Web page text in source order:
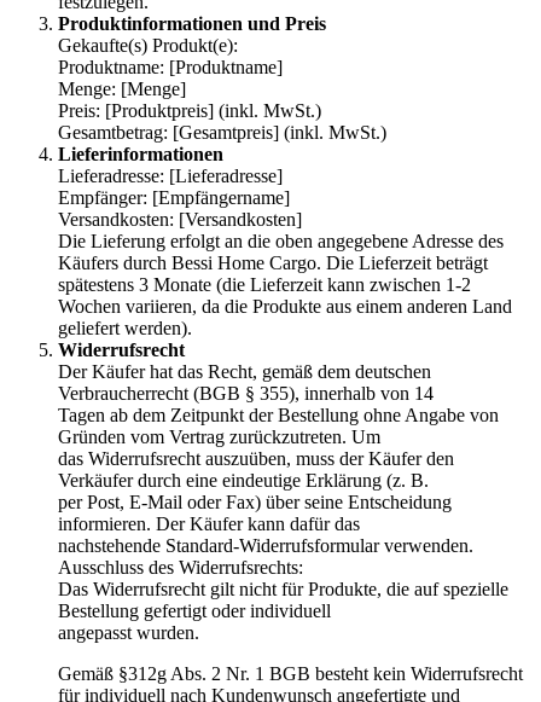
Produktinformationen und Preis
Gekaufte(s) Produkt(e):
Produktname: [Produktname]
Menge: [Menge]
Preis: [Produktpreis] (inkl. MwSt.)
Gesamtbetrag: [Gesamtpreis] (inkl. MwSt.)
Lieferinformationen
Lieferadresse: [Lieferadresse]
Empfänger: [Empfängername]
Versandkosten: [Versandkosten]
Die Lieferung erfolgt an die oben angegebene Adresse des
Käufers durch Bessi Home Cargo. Die Lieferzeit beträgt
spätestens 3 Monate (die Lieferzeit kann zwischen 1-2
Wochen variieren, da die Produkte aus einem anderen Land
geliefert werden).
Widerrufsrecht
Der Käufer hat das Recht, gemäß dem deutschen
Verbraucherrecht (BGB § 355), innerhalb von 14
Tagen ab dem Zeitpunkt der Bestellung ohne Angabe von
Gründen vom Vertrag zurückzutreten. Um
das Widerrufsrecht auszuüben, muss der Käufer den
Verkäufer durch eine eindeutige Erklärung (z. B.
per Post, E-Mail oder Fax) über seine Entscheidung
informieren. Der Käufer kann dafür das
nachstehende Standard-Widerrufsformular verwenden.
Ausschluss des Widerrufsrechts:
Das Widerrufsrecht gilt nicht für Produkte, die auf spezielle
Bestellung gefertigt oder individuell
angepasst wurden.
Gemäß §312g Abs. 2 Nr. 1 BGB besteht kein Widerrufsrecht
für individuell nach Kundenwunsch angefertigte und